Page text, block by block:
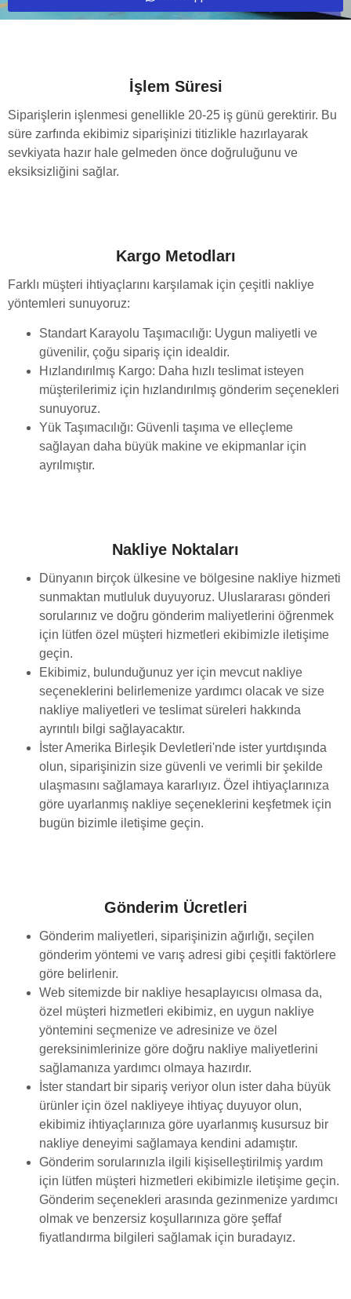
İşlem Süresi
Siparişlerin işlenmesi genellikle 20-25 iş günü gerektirir. Bu
süre zarfında ekibimiz siparişinizi titizlikle hazırlayarak
sevkiyata hazır hale gelmeden önce doğruluğunu ve
eksiksizliğini sağlar.
Kargo Metodları
Farklı müşteri ihtiyaçlarını karşılamak için çeşitli nakliye
yöntemleri sunuyoruz:
Standart Karayolu Taşımacılığı: Uygun maliyetli ve
güvenilir, çoğu sipariş için idealdir.
Hızlandırılmış Kargo: Daha hızlı teslimat isteyen
müşterilerimiz için hızlandırılmış gönderim seçenekleri
sunuyoruz.
Yük Taşımacılığı: Güvenli taşıma ve elleçleme
sağlayan daha büyük makine ve ekipmanlar için
ayrılmıştır.
Nakliye Noktaları
Dünyanın birçok ülkesine ve bölgesine nakliye hizmeti
sunmaktan mutluluk duyuyoruz. Uluslararası gönderi
sorularınız ve doğru gönderim maliyetlerini öğrenmek
için lütfen özel müşteri hizmetleri ekibimizle iletişime
geçin.
Ekibimiz, bulunduğunuz yer için mevcut nakliye
seçeneklerini belirlemenize yardımcı olacak ve size
nakliye maliyetleri ve teslimat süreleri hakkında
ayrıntılı bilgi sağlayacaktır.
İster Amerika Birleşik Devletleri'nde ister yurtdışında
olun, siparişinizin size güvenli ve verimli bir şekilde
ulaşmasını sağlamaya kararlıyız. Özel ihtiyaçlarınıza
göre uyarlanmış nakliye seçeneklerini keşfetmek için
bugün bizimle iletişime geçin.
Gönderim Ücretleri
Gönderim maliyetleri, siparişinizin ağırlığı, seçilen
gönderim yöntemi ve varış adresi gibi çeşitli faktörlere
göre belirlenir.
Web sitemizde bir nakliye hesaplayıcısı olmasa da,
özel müşteri hizmetleri ekibimiz, en uygun nakliye
yöntemini seçmenize ve adresinize ve özel
gereksinimlerinize göre doğru nakliye maliyetlerini
sağlamanıza yardımcı olmaya hazırdır.
İster standart bir sipariş veriyor olun ister daha büyük
ürünler için özel nakliyeye ihtiyaç duyuyor olun,
ekibimiz ihtiyaçlarınıza göre uyarlanmış kusursuz bir
nakliye deneyimi sağlamaya kendini adamıştır.
Gönderim sorularınızla ilgili kişiselleştirilmiş yardım
için lütfen müşteri hizmetleri ekibimizle iletişime geçin.
Gönderim seçenekleri arasında gezinmenize yardımcı
olmak ve benzersiz koşullarınıza göre şeffaf
fiyatlandırma bilgileri sağlamak için buradayız.